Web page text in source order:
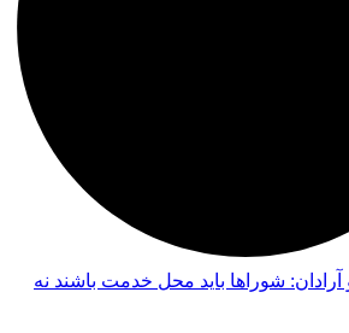
آرادان: شوراها باید محل خدمت باشند نه